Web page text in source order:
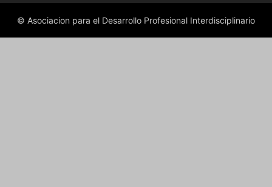
© Asociacion para el Desarrollo Profesional Interdisciplinario